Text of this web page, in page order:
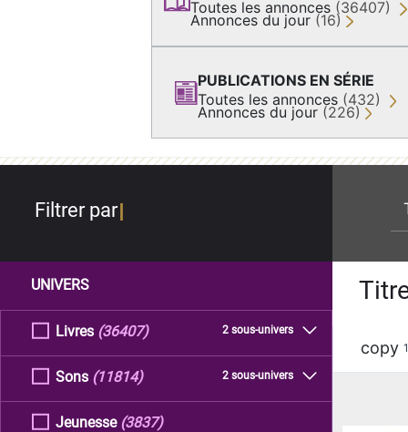
Toutes les annonces (36407)
Annonces du jour (16)
PUBLICATIONS EN SÉRIE
Toutes les annonces (432)
Annonces du jour (226)
Filtrer par
UNIVERS
Livres 2 sous-univers
(36407)
Sons 2 sous-univers
(11814)
Jeunesse (3837)
copy